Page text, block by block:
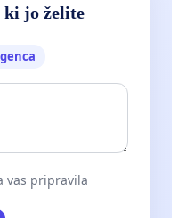
ki jo želite
vas pripravila